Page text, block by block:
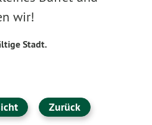
wir!
Stadt.
Zurück